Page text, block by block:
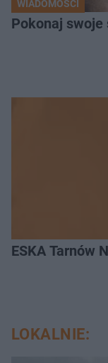
WIADOMOŚCI
Pokonaj swoje
ESKA Tarnów
LOKALNIE: